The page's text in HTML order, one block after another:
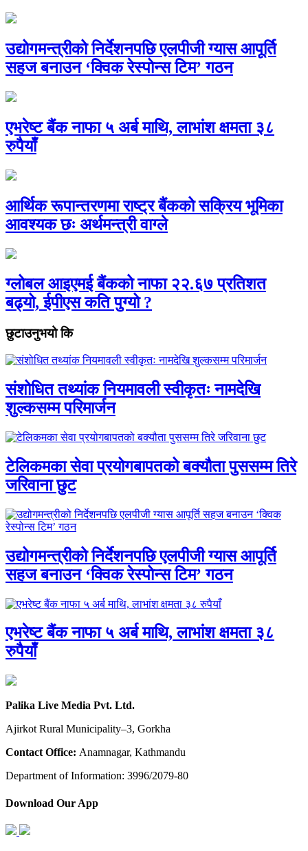
उद्योगमन्त्रीको निर्देशनपछि एलपीजी ग्यास आपूर्ति
सहज बनाउन ‘क्विक रेस्पोन्स टिम’ गठन
एभरेष्ट बैंक नाफा ५ अर्ब माथि, लाभांश क्षमता ३८
रुपैयाँ
आर्थिक रूपान्तरणमा राष्ट्र बैंकको सक्रिय भूमिका
आवश्यक छः अर्थमन्त्री वाग्ले
ग्लोबल आइएमई बैंकको नाफा २२.६७ प्रतिशत
बढ्यो, ईपीएस कति पुग्यो ?
छुटाउनुभयो कि
संशोधित तथ्यांक नियमावली स्वीकृतः नामदेखि
शुल्कसम्म परिमार्जन
टेलिकमका सेवा प्रयोगबापतको बक्यौता पुससम्म तिरे
जरिवाना छुट
उद्योगमन्त्रीको निर्देशनपछि एलपीजी ग्यास आपूर्ति
सहज बनाउन ‘क्विक रेस्पोन्स टिम’ गठन
एभरेष्ट बैंक नाफा ५ अर्ब माथि, लाभांश क्षमता ३८
रुपैयाँ
Palika Live Media Pvt. Ltd.
Ajirkot Rural Municipality–3, Gorkha
Contact Office: Anamnagar, Kathmandu
Department of Information: 3996/2079-80
Download Our App